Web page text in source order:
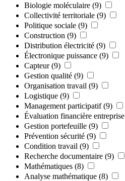
Biologie moléculaire (9)
Collectivité territoriale (9)
Politique sociale (9)
Construction (9)
Distribution électricité (9)
Électronique puissance (9)
Capteur (9)
Gestion qualité (9)
Organisation travail (9)
Logistique (9)
Management participatif (9)
Évaluation financière entreprise
Gestion portefeuille (9)
Prévention sécurité (9)
Condition travail (9)
Recherche documentaire (9)
Mathématiques (8)
Analyse mathématique (8)